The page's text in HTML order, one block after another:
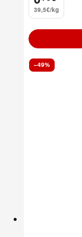
39,5€/kg
–49%